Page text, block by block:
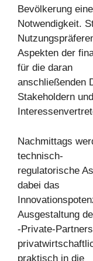
Bevölkerung eine
Notwendigkeit.
Aspekten der
für die daran
anschließenden
Stakeholdern und
Nachmittags
technisch-
regulatorische
dabei das
Ausgestaltung
-Private-
praktisch in die